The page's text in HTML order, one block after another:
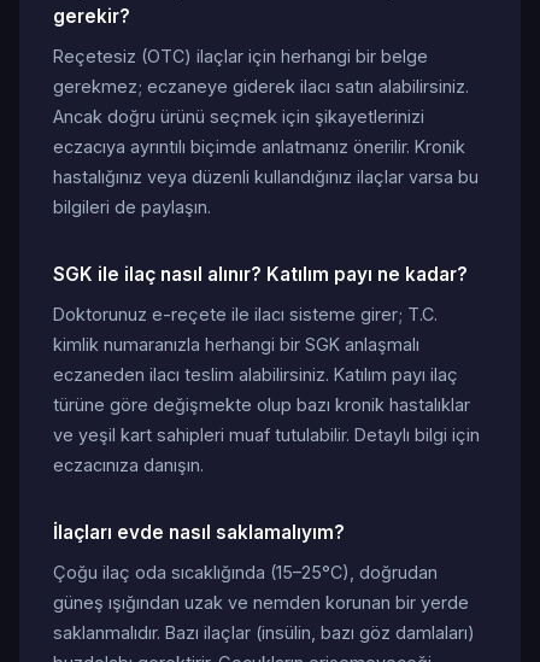
gerekir?
Reçetesiz (OTC) ilaçlar için herhangi bir belge
gerekmez; eczaneye giderek ilacı satın alabilirsiniz.
Ancak doğru ürünü seçmek için şikayetlerinizi
eczacıya ayrıntılı biçimde anlatmanız önerilir. Kronik
hastalığınız veya düzenli kullandığınız ilaçlar varsa bu
bilgileri de paylaşın.
SGK ile ilaç nasıl alınır? Katılım payı ne kadar?
Doktorunuz e-reçete ile ilacı sisteme girer; T.C.
kimlik numaranızla herhangi bir SGK anlaşmalı
eczaneden ilacı teslim alabilirsiniz. Katılım payı ilaç
türüne göre değişmekte olup bazı kronik hastalıklar
ve yeşil kart sahipleri muaf tutulabilir. Detaylı bilgi için
eczacınıza danışın.
İlaçları evde nasıl saklamalıyım?
Çoğu ilaç oda sıcaklığında (15–25°C), doğrudan
güneş ışığından uzak ve nemden korunan bir yerde
saklanmalıdır. Bazı ilaçlar (insülin, bazı göz damlaları)